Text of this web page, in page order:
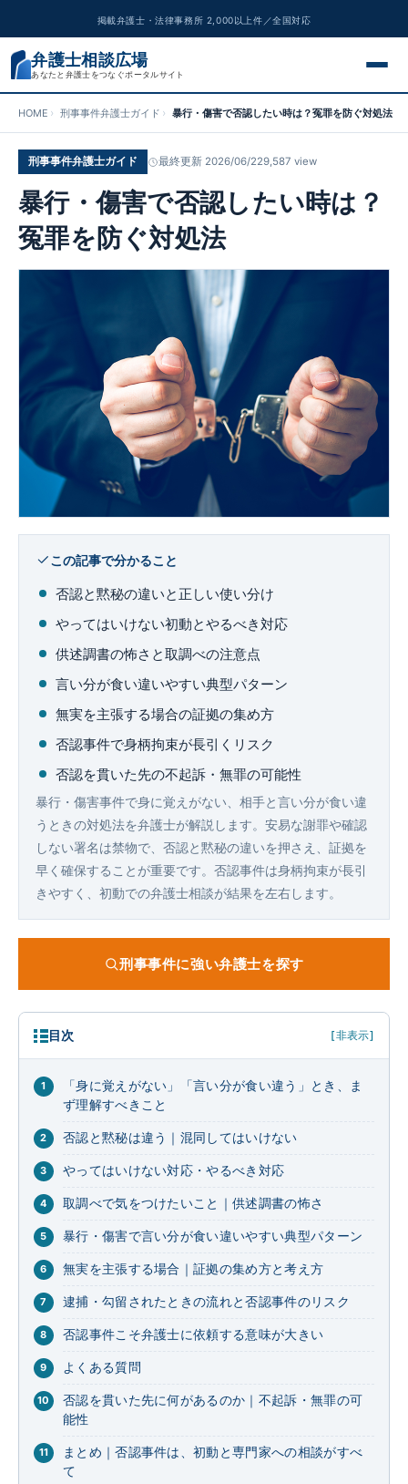
掲載弁護士・法律事務所 2,000以上件／全国対応
弁護士相談広場
あなたと弁護士をつなぐポータルサイト
交通事故
離婚問題
遺産相続
債務整理
企業法務
HOME 刑事事件弁護士ガイド 暴行・傷害で否認したい時は？冤罪を防ぐ対処法
刑事事件弁護士ガイド 最終更新 2026/06/229,587 view
暴行・傷害で否認したい時は？
冤罪を防ぐ対処法
この記事で分かること
否認と黙秘の違いと正しい使い分け
やってはいけない初動とやるべき対応
供述調書の怖さと取調べの注意点
言い分が食い違いやすい典型パターン
無実を主張する場合の証拠の集め方
否認事件で身柄拘束が長引くリスク
否認を貫いた先の不起訴・無罪の可能性
暴行・傷害事件で身に覚えがない、相手と言い分が食い違
うときの対処法を弁護士が解説します。安易な謝罪や確認
しない署名は禁物で、否認と黙秘の違いを押さえ、証拠を
早く確保することが重要です。否認事件は身柄拘束が長引
きやすく、初動での弁護士相談が結果を左右します。
刑事事件に強い弁護士を探す
目次 [非表示]
「身に覚えがない」「言い分が食い違う」とき、ま
ず理解すべきこと
否認と黙秘は違う｜混同してはいけない
やってはいけない対応・やるべき対応
取調べで気をつけたいこと｜供述調書の怖さ
暴行・傷害で言い分が食い違いやすい典型パターン
無実を主張する場合｜証拠の集め方と考え方
逮捕・勾留されたときの流れと否認事件のリスク
否認事件こそ弁護士に依頼する意味が大きい
よくある質問
否認を貫いた先に何があるのか｜不起訴・無罪の可
能性
まとめ｜否認事件は、初動と専門家への相談がすべ
て